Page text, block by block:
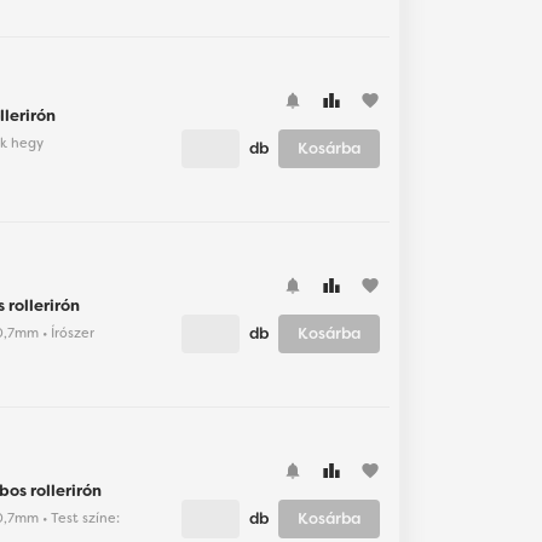
hegy
favorite
db Kosárba
rollerirón
• Írószer
favorite
db Kosárba
rollerirón
• Test színe:
favorite
db Kosárba